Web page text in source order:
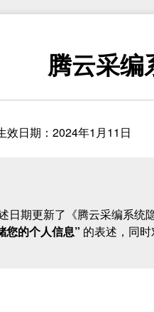
腾云采编
效日期：2024年1月11日
日期更新了《腾云采编系
您的个人信息” 的表述，同时